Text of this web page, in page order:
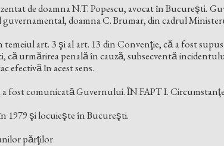
de doamna N.T. Popescu, avocat în Bucureşti.
doamna C. Brumar, din cadrul
temeiul art. 3 şi al art. 13 din Convenţie, că a fost
că urmărirea penală în cauză, subsecventă
efectivă în acest sens.
a fost comunicată Guvernului. ÎN FAPT I.
1979 şi locuieşte în Bucureşti.
părţilor